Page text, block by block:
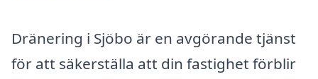
Dränering i Sjöbo är en avgörande tjänst
för att säkerställa att din fastighet förblir